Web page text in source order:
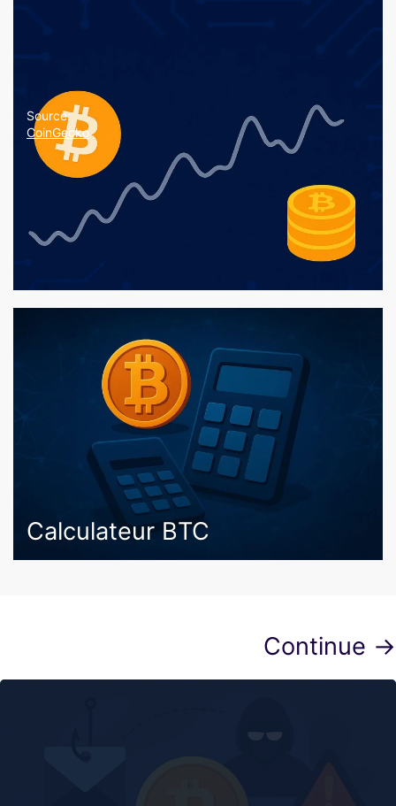
Source:
CoinGecko
Calculateur BTC
Continue →